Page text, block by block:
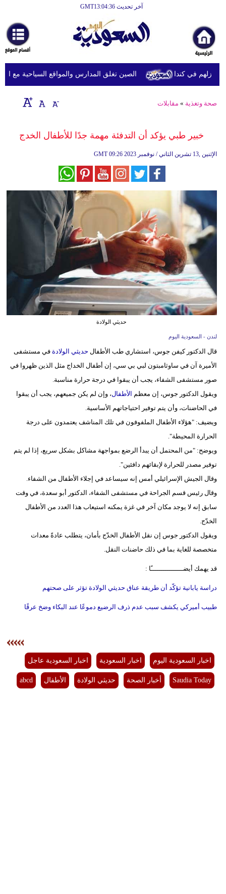
آخر تحديث GMT13:04:36
أخبارعاجلة
رياضة
ثقافة
إقتصاد
وموسيقى
وتغذية
أخبار
إعلام
علوم
بيئة
مدوَّنات
سيارات
الصين تغلق المدارس والمواقع السياحية مع
صحة وتغذية » مقابلات
خبير طبي يؤكد أن التدفئة مهمة جدًا للأطفال الخدج
GMT 09:26 2023 الإثنين ,13 تشرين الثاني / نوفمبر
حديثي الولادة
لندن - السعودية اليوم
قال الدكتور كيفن جوس، استشاري طب الأطفال حديثي الولادة في مستشفى
الأميرة آن في ساوثامبتون لبي بي سي، إن أطفال الخداج مثل الذين ظهروا في
صور مستشفى الشفاء، يجب أن يبقوا في درجة حرارة مناسبة.
ويقول الدكتور جوس، إن معظم الأطفال، وإن لم يكن جميعهم، يجب أن يبقوا
في الحاضنات، وأن يتم توفير احتياجاتهم الأساسية.
ويضيف: "هؤلاء الأطفال الملفوفون في تلك المناشف يعتمدون على درجة
الحرارة المحيطة".
ويوضح: "من المحتمل أن يبدأ الرضع بمواجهة مشاكل بشكل سريع، إذا لم يتم
توفير مصدر للحرارة لإبقائهم دافئين".
وقال الجيش الإسرائيلي أمس إنه سيساعد في إجلاء الأطفال من الشفاء.
وقال رئيس قسم الجراحة في مستشفى الشفاء، الدكتور أبو سعدة، في وقت
سابق إنه لا يوجد مكان آخر في غزة يمكنه استيعاب هذا العدد من الأطفال
الخدّج.
ويقول الدكتور جوس إن نقل الأطفال الخدّج بأمان، يتطلب عادةً معدات
متخصصة للغاية بما في ذلك حاضنات النقل.
قد يهمك أيضــــــــــــــــًا :
دراسة يابانية تؤكّد أن طريقة عناق حديثي الولادة تؤثر على صحتهم
طبيب أميركي يكشف سبب عدم ذرف الرضيع دموعًا عند البكاء وضخ عرقًا
اخبار السعودية اليوم اخبار السعودية اخبار السعودية عاجل
Saudia Today أخبار الصحة حديثي الولادة الأطفال abcd